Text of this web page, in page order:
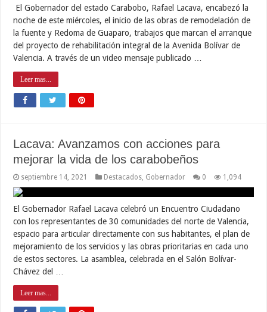
El Gobernador del estado Carabobo, Rafael Lacava, encabezó la
noche de este miércoles, el inicio de las obras de remodelación de
la fuente y Redoma de Guaparo, trabajos que marcan el arranque
del proyecto de rehabilitación integral de la Avenida Bolívar de
Valencia. A través de un video mensaje publicado …
Leer mas...
Lacava: Avanzamos con acciones para
mejorar la vida de los carabobeños
septiembre 14, 2021 Destacados Gobernador 0 1,094
El Gobernador Rafael Lacava celebró un Encuentro Ciudadano
con los representantes de 30 comunidades del norte de Valencia,
espacio para articular directamente con sus habitantes, el plan de
mejoramiento de los servicios y las obras prioritarias en cada uno
de estos sectores. La asamblea, celebrada en el Salón Bolívar-
Chávez del …
Leer mas...